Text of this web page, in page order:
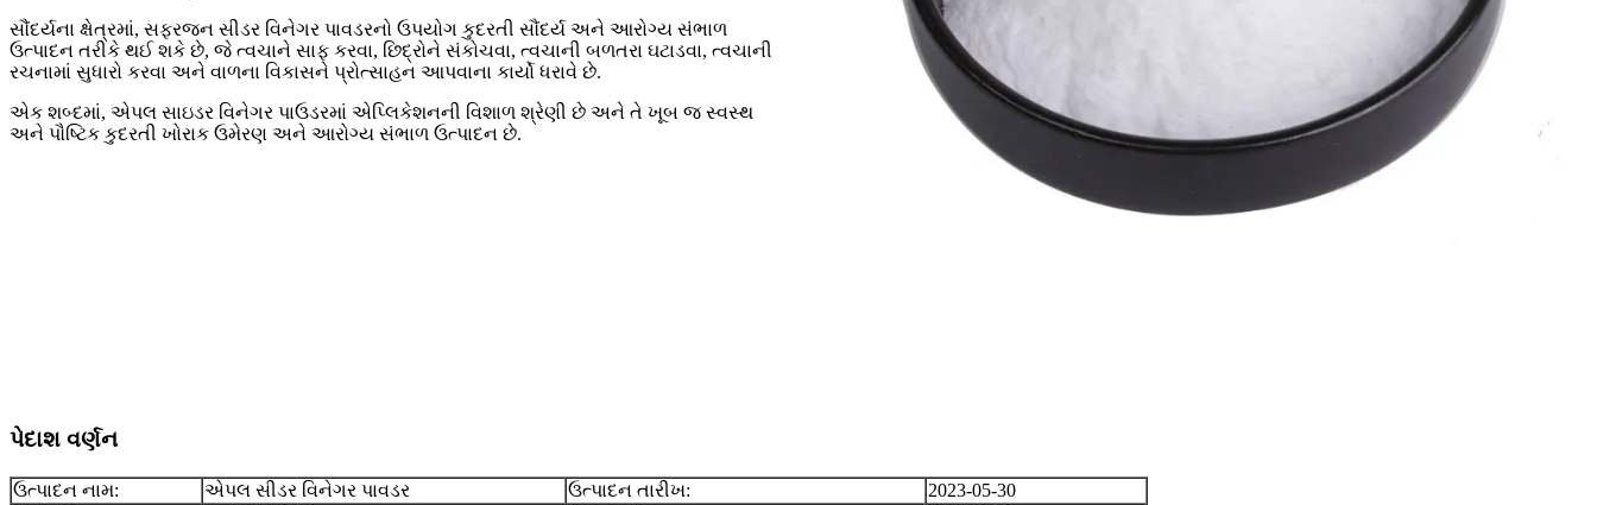
સૌંદર્યના ક્ષેત્રમાં, સફરજન સીડર વિનેગર પાવડરનો ઉપયોગ કુદરતી સૌંદર્ય અને આરોગ્ય સંભાળ
ઉત્પાદન તરીકે થઈ શકે છે, જે ત્વચાને સાફ કરવા, છિદ્રોને સંકોચવા, ત્વચાની બળતરા ઘટાડવા, ત્વચાની
રચનામાં સુધારો કરવા અને વાળના વિકાસને પ્રોત્સાહન આપવાના કાર્યો ધરાવે છે.
એક શબ્દમાં, એપલ સાઇડર વિનેગર પાઉડરમાં એપ્લિકેશનની વિશાળ શ્રેણી છે અને તે ખૂબ જ સ્વસ્થ
અને પૌષ્ટિક કુદરતી ખોરાક ઉમેરણ અને આરોગ્ય સંભાળ ઉત્પાદન છે.
પેદાશ વર્ણન
ઉત્પાદન નામ: એપલ સીડર વિનેગર પાવડર ઉત્પાદન તારીખ:
2023-05-30